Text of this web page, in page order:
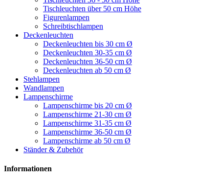
Tischleuchten über 50 cm Höhe
Figurenlampen
Schreibtischlampen
Deckenleuchten
Deckenleuchten bis 30 cm Ø
Deckenleuchten 30-35 cm Ø
Deckenleuchten 36-50 cm Ø
Deckenleuchten ab 50 cm Ø
Stehlampen
Wandlampen
Lampenschirme
Lampenschirme bis 20 cm Ø
Lampenschirme 21-30 cm Ø
Lampenschirme 31-35 cm Ø
Lampenschirme 36-50 cm Ø
Lampenschirme ab 50 cm Ø
Ständer & Zubehör
Informationen